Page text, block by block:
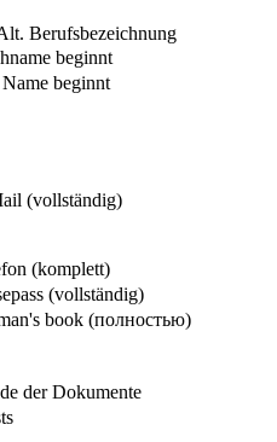
Berufsbezeichnung
beginnt
beginnt
(vollständig)
(komplett)
(vollständig)
book (полностью)
der Dokumente